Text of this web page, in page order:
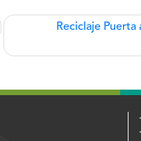
Reciclaje Puerta